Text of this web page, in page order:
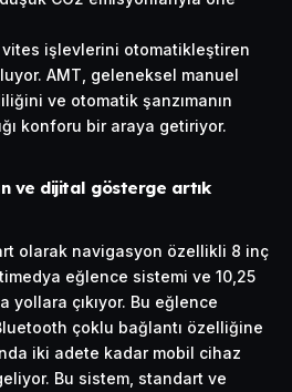
vites işlevlerini otomatikleştiren
AMT, geleneksel manuel
ve otomatik şanzımanın
konforu bir araya getiriyor.
ve dijital gösterge artık
olarak navigasyon özellikli 8 inç
eğlence sistemi ve 10,25
yollara çıkıyor. Bu eğlence
çoklu bağlantı özelliğine
iki adete kadar mobil cihaz
Bu sistem, standart ve